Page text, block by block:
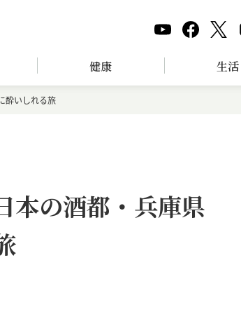
健康 生活
酔いしれる旅
本の酒都・兵庫県